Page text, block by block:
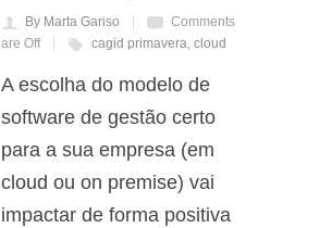
By Marta Gariso
Comments
are Off
cagid primavera, cloud
A escolha do modelo de
software de gestão certo
para a sua empresa (em
cloud ou on premise) vai
impactar de forma positiva